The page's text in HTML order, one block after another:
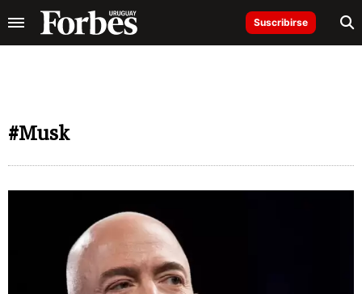
Suscribirse
#Musk